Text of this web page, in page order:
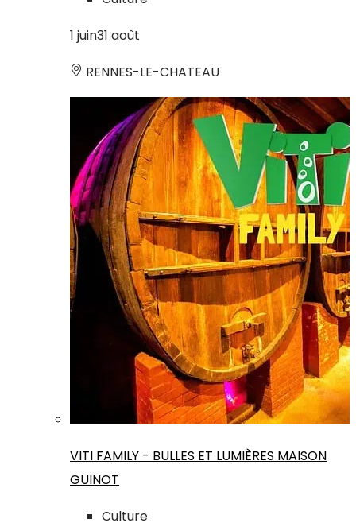
1 juin31 août
RENNES-LE-CHATEAU
VITI FAMILY - BULLES ET LUMIÈRES MAISON
GUINOT
Culture